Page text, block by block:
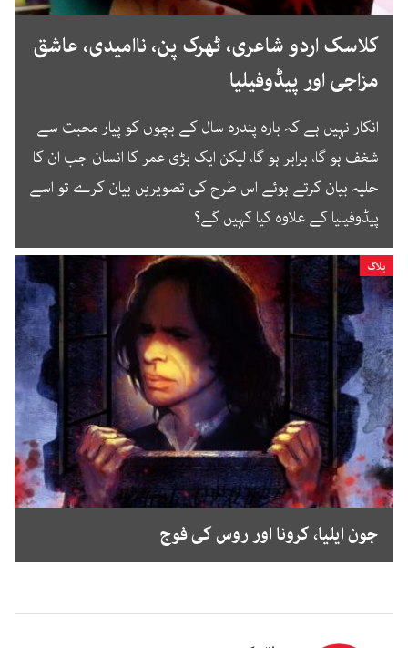
کلاسک اردو شاعری، ٹھرک پن، ناامیدی، عاشق
مزاجی اور پیڈوفیلیا
انکار نہیں ہے کہ بارہ پندرہ سال کے بچوں کو پیار محبت سے
شغف ہو گا، برابر ہو گا، لیکن ایک بڑی عمر کا انسان جب ان کا
حلیہ بیان کرتے ہوئے اس طرح کی تصویریں بیان کرے تو اسے
پیڈوفیلیا کے علاوہ کیا کہیں گے؟
بلاگ
جون ایلیا، کرونا اور روس کی فوج